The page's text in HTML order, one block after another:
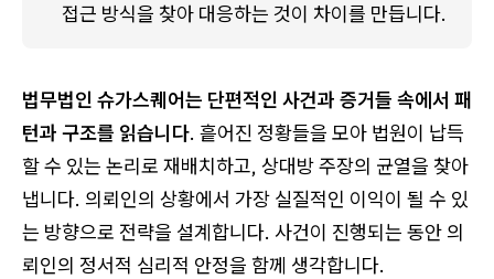
접근 방식을 찾아 대응하는 것이 차이를 만듭니다.
법무법인 슈가스퀘어는 단편적인 사건과 증거들 속에서 패
턴과 구조를 읽습니다. 흩어진 정황들을 모아 법원이 납득
할 수 있는 논리로 재배치하고, 상대방 주장의 균열을 찾아
냅니다. 의뢰인의 상황에서 가장 실질적인 이익이 될 수 있
는 방향으로 전략을 설계합니다. 사건이 진행되는 동안 의
뢰인의 정서적 심리적 안정을 함께 생각합니다.